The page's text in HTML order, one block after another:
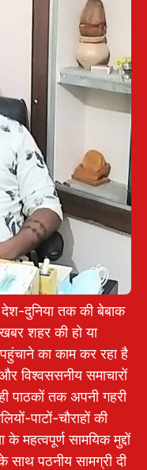
दुनिया तक की बेबाक
शहर की हो या
का काम कर रहा है
विश्वससनीय समाचारों
पाठकों तक अपनी गहरी
पाटों-चौराहों की
महत्वपूर्ण सामयिक मुद्दों
साथ पठनीय सामग्री दी